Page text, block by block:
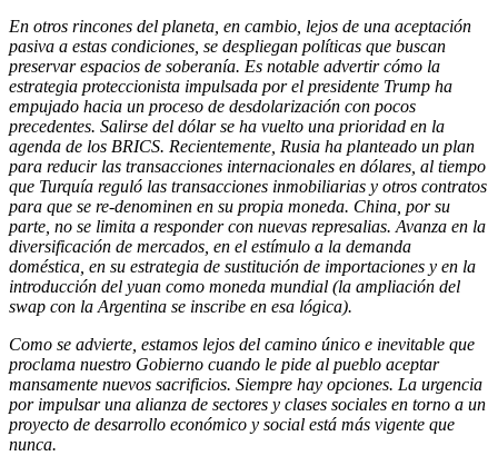
En otros rincones del planeta, en cambio, lejos de una aceptación
pasiva a estas condiciones, se despliegan políticas que buscan
preservar espacios de soberanía. Es notable advertir cómo la
estrategia proteccionista impulsada por el presidente Trump ha
empujado hacia un proceso de desdolarización con pocos
precedentes. Salirse del dólar se ha vuelto una prioridad en la
agenda de los BRICS. Recientemente, Rusia ha planteado un plan
para reducir las transacciones internacionales en dólares, al tiempo
que Turquía reguló las transacciones inmobiliarias y otros contratos
para que se re-denominen en su propia moneda. China, por su
parte, no se limita a responder con nuevas represalias. Avanza en la
diversificación de mercados, en el estímulo a la demanda
doméstica, en su estrategia de sustitución de importaciones y en la
introducción del yuan como moneda mundial (la ampliación del
swap con la Argentina se inscribe en esa lógica).
Como se advierte, estamos lejos del camino único e inevitable que
proclama nuestro Gobierno cuando le pide al pueblo aceptar
mansamente nuevos sacrificios. Siempre hay opciones. La urgencia
por impulsar una alianza de sectores y clases sociales en torno a un
proyecto de desarrollo económico y social está más vigente que
nunca.